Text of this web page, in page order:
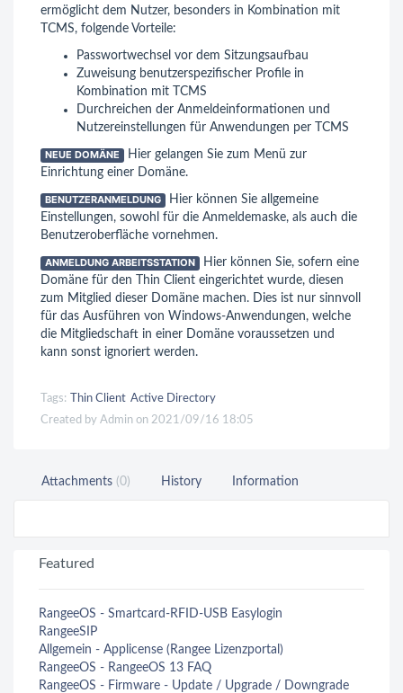
ermöglicht dem Nutzer, besonders in Kombination mit
TCMS, folgende Vorteile:
Passwortwechsel vor dem Sitzungsaufbau
Zuweisung benutzerspezifischer Profile in
Kombination mit TCMS
Durchreichen der Anmeldeinformationen und
Nutzereinstellungen für Anwendungen per TCMS
NEUE DOMÄNE
Hier gelangen Sie zum Menü zur
Einrichtung einer Domäne.
BENUTZERANMELDUNG
Hier können Sie allgemeine
Einstellungen, sowohl für die Anmeldemaske, als auch die
Benutzeroberfläche vornehmen.
ANMELDUNG ARBEITSSTATION
Hier können Sie, sofern eine
Domäne für den Thin Client eingerichtet wurde, diesen
zum Mitglied dieser Domäne machen. Dies ist nur sinnvoll
für das Ausführen von Windows-Anwendungen, welche
die Mitgliedschaft in einer Domäne voraussetzen und
kann sonst ignoriert werden.
Tags: Thin Client Active Directory
Created by Admin on 2021/09/16 18:05
Attachments (0) History Information
Featured
RangeeOS - Smartcard-RFID-USB Easylogin
RangeeSIP
Allgemein - Applicense (Rangee Lizenzportal)
RangeeOS - RangeeOS 13 FAQ
RangeeOS - Firmware - Update / Upgrade / Downgrade